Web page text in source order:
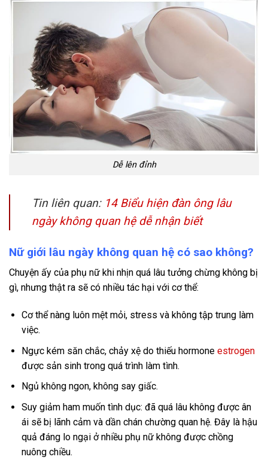
Dễ lên đỉnh
Tin liên quan: 14 Biểu hiện đàn ông lâu
ngày không quan hệ dễ nhận biết
Nữ giới lâu ngày không quan hệ có sao không?
Chuyện ấy của phụ nữ khi nhịn quá lâu tưởng chừng không bị
gì, nhưng thật ra sẽ có nhiều tác hại với cơ thể:
Cơ thể nàng luôn mệt mỏi, stress và không tập trung làm
việc.
Ngực kém săn chắc, chảy xệ do thiếu hormone estrogen
được sản sinh trong quá trình làm tình.
Ngủ không ngon, không say giấc.
Suy giảm ham muốn tình dục: đã quá lâu không được ân
ái sẽ bị lãnh cảm và dần chán chường quan hệ. Đây là hậu
quả đáng lo ngại ở nhiều phụ nữ không được chồng
nuông chiều.